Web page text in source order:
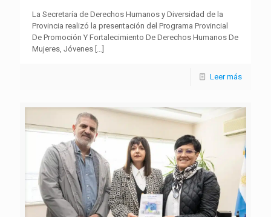
La Secretaría de Derechos Humanos y Diversidad de la
Provincia realizó la presentación del Programa Provincial
De Promoción Y Fortalecimiento De Derechos Humanos De
Mujeres, Jóvenes […]
Leer más